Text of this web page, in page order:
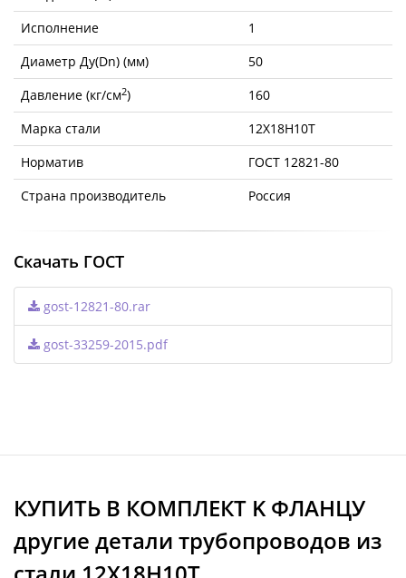
Исполнение
1
Диаметр Ду(Dn) (мм)
50
Давление (кг/см2)
160
Марка стали
12Х18Н10Т
Норматив
ГОСТ 12821-80
Страна производитель
Россия
Скачать ГОСТ
gost-12821-80.rar
gost-33259-2015.pdf
КУПИТЬ В КОМПЛЕКТ K ФЛАНЦУ
другие детали трубопроводов из